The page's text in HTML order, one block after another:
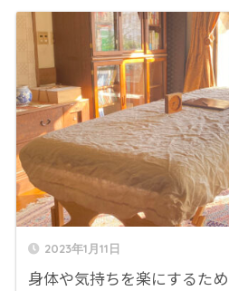
2023年1月11日
身体や気持ちを楽にするた